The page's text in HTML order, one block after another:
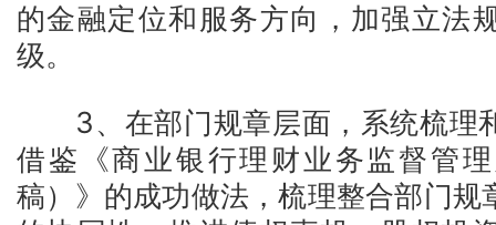
的金融定位和服务方向，加强立法
级。
3、在部门规章层面，系统梳理
借鉴《商业银行理财业务监督管
稿）》的成功做法，梳理整合部门规